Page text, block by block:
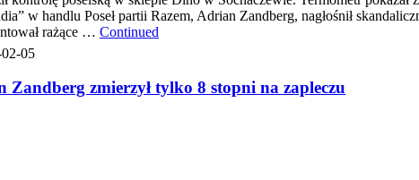
w handlu Poseł partii Razem, Adrian Zandberg, nagłośnił
rażące … Continued
05
zmierzył tylko 8 stopni na zapleczu